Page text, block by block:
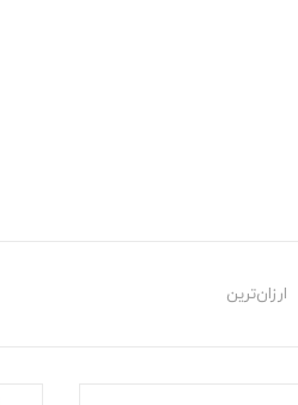
ارزان‌ترین